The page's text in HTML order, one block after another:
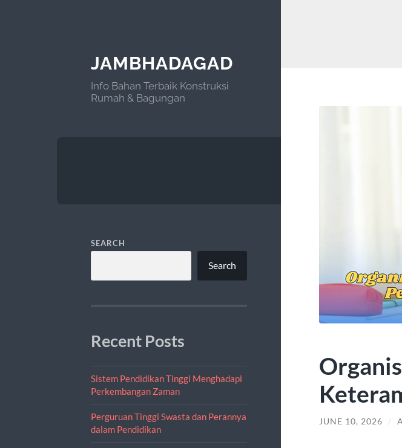
JAMBHADAGAD
Info Bahan Terbaik Konstruksi
Rumah & Bagungan
SEARCH
Search
Recent Posts
Sistem Pendidikan Tinggi Menghadapi
Perkembangan Zaman
Perguruan Tinggi Swasta dan Perannya
dalam Pendidikan
JUNE 10, 2026 /